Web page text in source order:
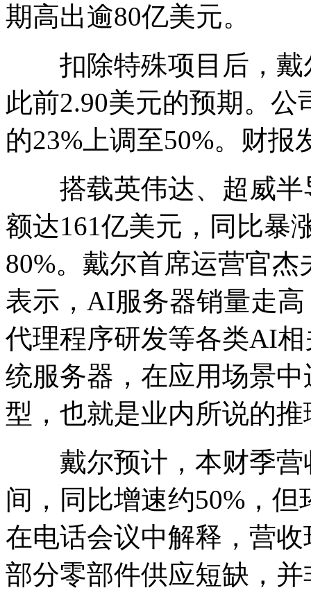
期高出逾80亿美元。
扣除特殊项目后，戴
此前2.90美元的预期。
的23%上调至50%。财
搭载英伟达、超威半
额达161亿美元，同比暴
80%。戴尔首席运营官
表示，AI服务器销量走
代理程序研发等各类AI
统服务器，在应用场景
型，也就是业内所说的
戴尔预计，本财季营
间，同比增速约50%，
在电话会议中解释，营
部分零部件供应短缺，